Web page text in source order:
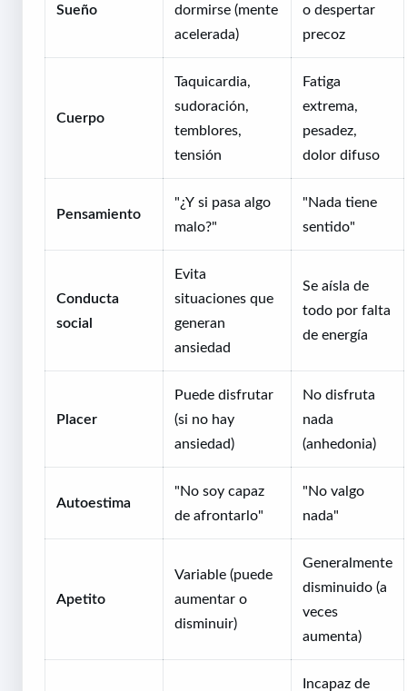
Sueño
dormirse (mente
acelerada)
o despertar
precoz
Cuerpo
Taquicardia,
sudoración,
temblores,
tensión
Fatiga
extrema,
pesadez,
dolor difuso
Pensamiento
"¿Y si pasa algo
malo?"
"Nada tiene
sentido"
Conducta
social
Evita
situaciones que
generan
ansiedad
Se aísla de
todo por falta
de energía
Placer
Puede disfrutar
(si no hay
ansiedad)
No disfruta
nada
(anhedonia)
Autoestima
"No soy capaz
de afrontarlo"
"No valgo
nada"
Apetito
Variable (puede
aumentar o
disminuir)
Generalmente
disminuido (a
veces
aumenta)
Incapaz de